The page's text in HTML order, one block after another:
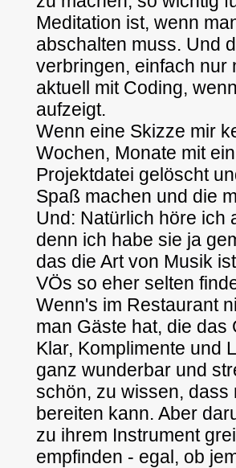
Meditation ist, wenn
abschalten muss. Und
verbringen, einfach nur
aktuell mit Coding,
aufzeigt.
Wenn eine Skizze mir
Wochen, Monate mit
Projektdatei gelöscht
Spaß machen und die
Und: Natürlich höre ich
denn ich habe sie ja
das die Art von Musik
VÖs so eher selten
Wenn's im Restaurant
man Gäste hat, die
Klar, Komplimente und
ganz wunderbar und
schön, zu wissen, dass
bereiten kann. Aber
zu ihrem Instrument
empfinden - egal, ob